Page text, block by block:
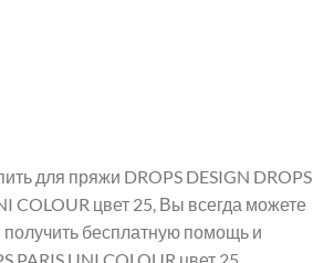
для пряжи DROPS DESIGN DROPS
COLOUR цвет 25, Вы всегда можете
бесплатную помощь и